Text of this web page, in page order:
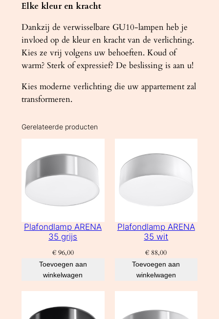
Elke kleur en kracht
Dankzij de verwisselbare GU10-lampen heb je
invloed op de kleur en kracht van de verlichting.
Kies ze vrij volgens uw behoeften. Koud of
warm? Sterk of expressief? De beslissing is aan u!
Kies moderne verlichting die uw appartement zal
transformeren.
Gerelateerde producten
Plafondlamp ARENA
35 grijs
€96,00
Toevoegen aan
winkelwagen
Plafondlamp ARENA
35 wit
€ 88,00
Toevoegen aan
winkelwagen